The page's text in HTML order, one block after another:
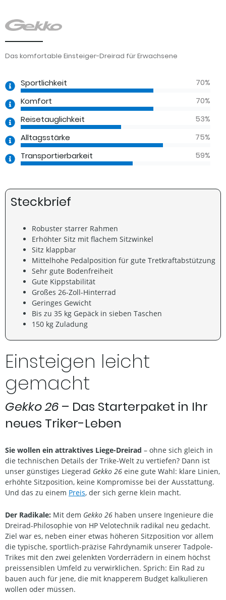
Das komfortable Einsteiger-Dreirad für Erwachsene
Sportlichkeit 70%
Komfort
70%
Reisetauglichkeit
53%
Alltagsstärke
75%
Transportierbarkeit
59%
Steckbrief
Robuster starrer Rahmen
Erhöhter Sitz mit flachem Sitzwinkel
Sitz klappbar
Mittelhohe Pedalposition für gute Tretkraftabstützung
Sehr gute Bodenfreiheit
Gute Kippstabilität
Großes 26-Zoll-Hinterrad
Geringes Gewicht
Bis zu 35 kg Gepäck in sieben Taschen
150 kg Zuladung
Einsteigen leicht
gemacht
Gekko 26 – Das Starterpaket in Ihr
neues Triker-Leben
Sie wollen ein attraktives Liege-Dreirad – ohne sich gleich in
die technischen Details der Trike-Welt zu vertiefen? Dann ist
unser günstiges Liegerad Gekko 26 eine gute Wahl: klare Linien,
erhöhte Sitzposition, keine Kompromisse bei der Ausstattung.
Und das zu einem Preis, der sich gerne klein macht.
Der Radikale: Mit dem Gekko 26 haben unsere Ingenieure die
Dreirad-Philosophie von HP Velotechnik radikal neu gedacht.
Ziel war es, neben einer etwas höheren Sitzposition vor allem
die typische, sportlich-präzise Fahrdynamik unserer Tadpole-
Trikes mit den zwei gelenkten Vorderrädern in einem höchst
preissensiblen Umfeld zu verwirklichen. Sprich: Ein Rad zu
bauen auch für jene, die mit knapperem Budget kalkulieren
wollen oder müssen.